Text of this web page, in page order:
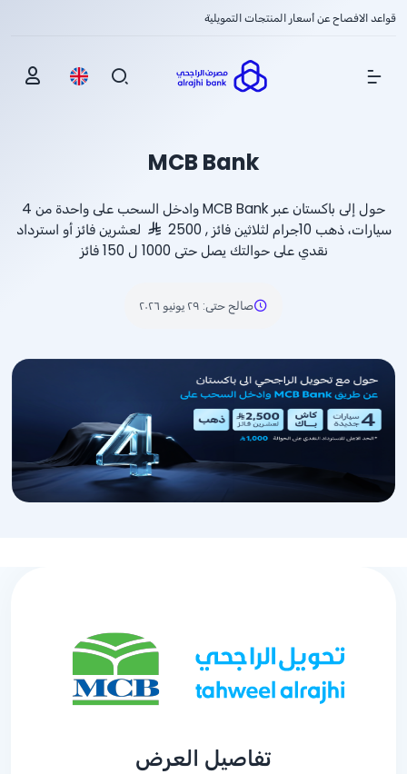
قواعد الافصاح عن أسعار المنتجات التمويلية
Show Menu
MCB Bank
حول إلى باكستان عبر MCB Bank وادخل السحب على واحدة من 4
سيارات، ذهب 10جرام لثلاثين فائز , 2500
لعشرين فائز أو استرداد
نقدي على حوالتك يصل حتى 1000 ل 150 فائز
صالح حتى: ٢٩ يونيو ٢٠٢٦
تفاصيل العرض